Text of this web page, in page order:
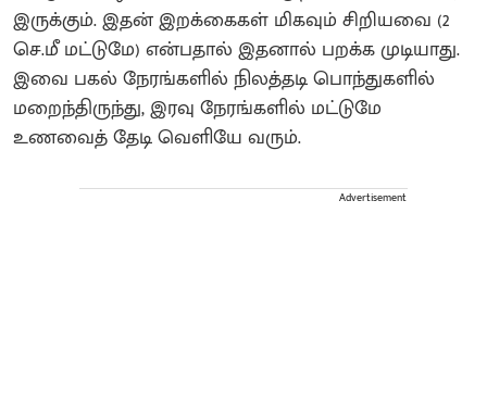
இருக்கும். இதன் இறக்கைகள் மிகவும் சிறியவை (2
செ.மீ மட்டுமே) என்பதால் இதனால் பறக்க முடியாது.
இவை பகல் நேரங்களில் நிலத்தடி பொந்துகளில்
மறைந்திருந்து, இரவு நேரங்களில் மட்டுமே
உணவைத் தேடி வெளியே வரும்.
Advertisement